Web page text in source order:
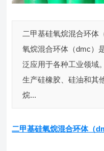
二甲基硅氧烷混合环体
氧烷混合环体（dmc）
泛应用于各种工业领域
生产硅橡胶、硅油和其
烷...
二甲基硅氧烷混合环体（